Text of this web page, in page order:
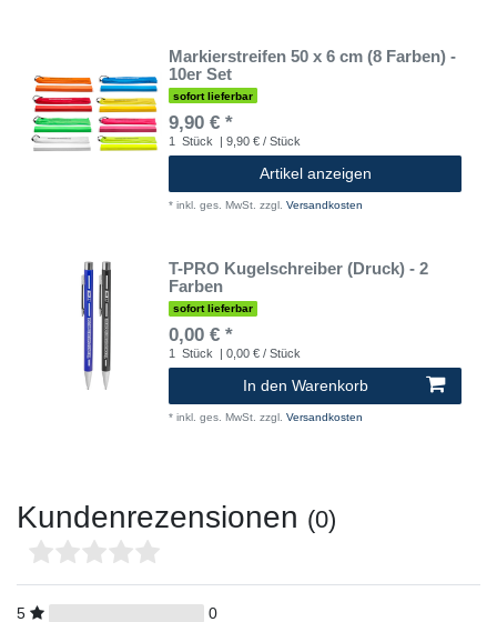
Markierstreifen 50 x 6 cm (8 Farben) -
10er Set
sofort lieferbar
9,90 € *
1 Stück | 9,90 € / Stück
Artikel anzeigen
* inkl. ges. MwSt. zzgl. Versandkosten
T-PRO Kugelschreiber (Druck) - 2
Farben
sofort lieferbar
0,00 € *
1 Stück | 0,00 € / Stück
In den Warenkorb
* inkl. ges. MwSt. zzgl. Versandkosten
Kundenrezensionen (0)
5
0